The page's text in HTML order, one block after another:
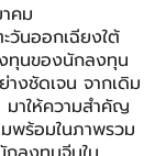
คม
วันออกเฉียงใต้
ทุนของนักลงทุน
งชัดเจน จากเดิม
าให้ความสำคัญ
พร้อมในภาพรวม